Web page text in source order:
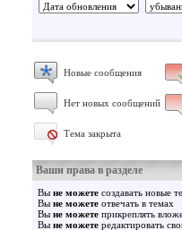
Новые сообщения
Нет новых сообщений
Тема закрыта
Ваши права в разделе
Вы не можете создавать новые
Вы не можете отвечать в темах
Вы не можете прикреплять
Вы не можете редактировать